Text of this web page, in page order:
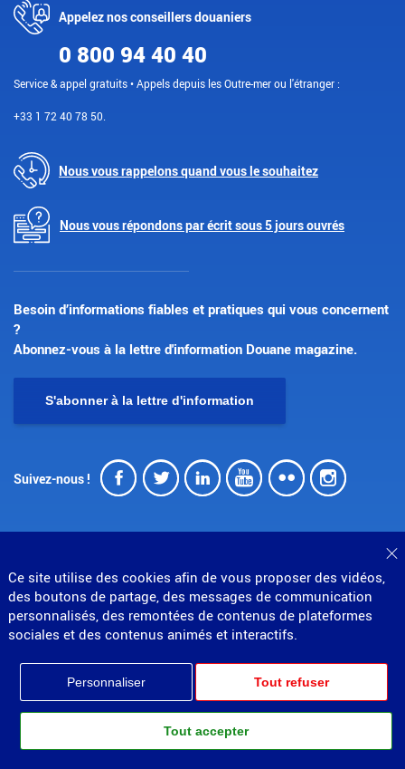
Ce site utilise des cookies afin de vous proposer des vidéos,
des boutons de partage, des messages de communication
personnalisés, des remontées de contenus de plateformes
sociales et des contenus animés et interactifs.
Personnaliser Tout refuser
Tout accepter
Appelez nos conseillers douaniers
0 800 94 40 40
Service & appel gratuits • Appels depuis les Outre-mer ou l'étranger :
+33 1 72 40 78 50.
Nous vous rappelons quand vous le souhaitez
Nous vous répondons par écrit sous 5 jours ouvrés
Besoin d’informations fiables et pratiques qui vous concernent
?
Abonnez-vous à la lettre d'information Douane magazine.
S'abonner à la lettre d'information
Suivez-nous ! Facebook
Twitter
LinkedIn
Youtube
Flickr
© Direction générale des douanes et droits indirects
MENU
PIED
DE
PAGE
Mentions légales
Données personnelles
Plan du site
Partenariats